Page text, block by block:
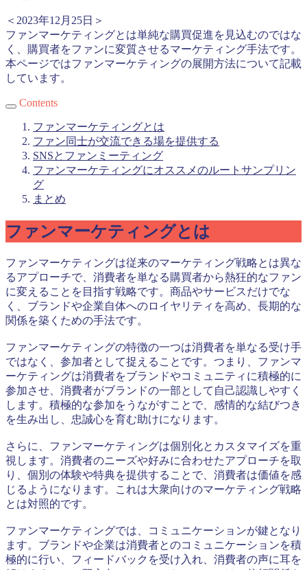
＜2023年12月25日＞
ファンマーケティングとは単純な購買促進を見込むのではな
く、購買者をファンに変質させるマーケティング手法です。
本ページではファンマーケティングの展開方法について記載
しています。
Contents
ファンマーケティングとは
ファン同士が交流できる場を提供する
SNSとファンミーティング
ファンマーケティングにオススメのルートサンプリン
グ
まとめ
ファンマーケティングとは
ファンマーケティングは従来のマーケティング戦略とは異な
るアプローチで、消費者を単なる購買者から熱狂的なファン
に変えることを目指す戦略です。商品やサービスだけでな
く、ブランドや企業自体へのロイヤリティを高め、長期的な
関係を築くための手法です。
ファンマーケティングの特徴の一つは消費者を単なる受け手
ではなく、参加者として捉えることです。つまり、ファンマ
ーケティングは消費者をブランドやコミュニティに積極的に
参加させ、消費者がブランドの一部として自己認識しやすく
します。積極的な参加をうながすことで、感情的な結びつき
を生み出し、忠誠心を育む助けになります。
さらに、ファンマーケティングは個別化とカスタマイズを重
視します。消費者のニーズや好みに合わせたアプローチを取
り、個別の体験や特典を提供することで、消費者は価値を感
じるようになります。これは大衆向けのマーケティング戦略
とは対照的です。
ファンマーケティングでは、コミュニケーションが鍵となり
ます。ブランドや企業は消費者とのコミュニケーションを積
極的に行い、フィードバックを受け入れ、消費者の声に耳を